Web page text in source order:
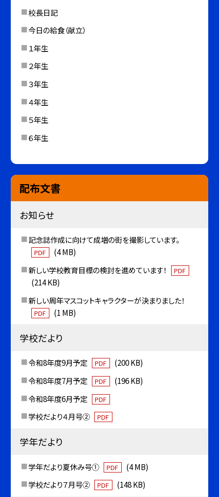
校長日記
今日の給食（献立）
１年生
２年生
３年生
４年生
５年生
６年生
配布文書
お知らせ
記念誌作成に向けて成増の街を撮影しています。
PDF
(4 MB)
新しい学校教育目標の検討を進めています！
PDF
(214 KB)
新しい周年マスコットキャラクターが決まりました！
PDF (1 MB)
学校だより
令和8年度9月予定 PDF
(200 KB)
令和8年度7月予定
PDF
(196 KB)
令和8年度6月予定
PDF
学校だより４月号② PDF
学年だより
学年だより夏休み号① PDF
(4 MB)
学校だより７月号②
PDF (148 KB)